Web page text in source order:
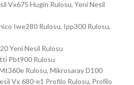
Vx675 Hugin Rulosu, Yeni Nesil
Iwe280 Rulosu, Ipp300 Rulosu,
Yeni Nesil Rulosu
Pbt900 Rulosu
Rulosu, Mikrosaray D100
Vx 680-e1 Profilo Rulosu, Profi̇lo